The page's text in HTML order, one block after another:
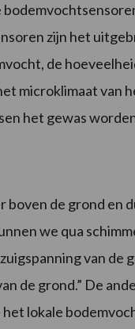
zijn het
de
microklimaat van
het gewas
de grond en
we qua
van de
de grond.” De
lokale